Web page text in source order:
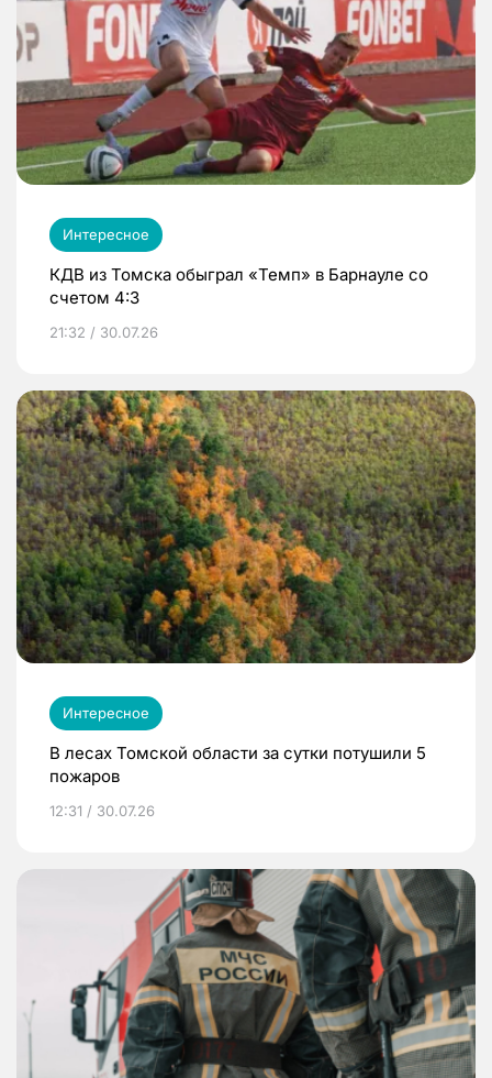
Интересное
КДВ из Томска обыграл «Темп» в Барнауле со
счетом 4:3
21:32 / 30.07.26
Интересное
В лесах Томской области за сутки потушили 5
пожаров
12:31 / 30.07.26